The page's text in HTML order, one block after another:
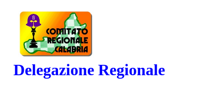
Delegazione Regionale